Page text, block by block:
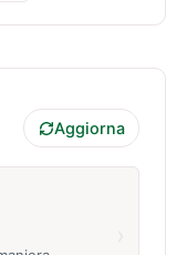
Aggiorna